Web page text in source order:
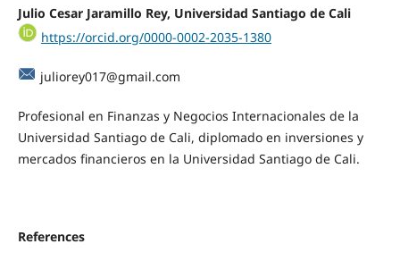
Julio Cesar Jaramillo Rey, Universidad Santiago de Cali
https://orcid.org/0000-0002-2035-1380
juliorey017@gmail.com
Profesional en Finanzas y Negocios Internacionales de la
Universidad Santiago de Cali, diplomado en inversiones y
mercados financieros en la Universidad Santiago de Cali.
References